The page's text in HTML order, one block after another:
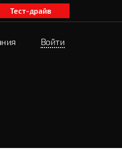
Тест-драйв
Войти